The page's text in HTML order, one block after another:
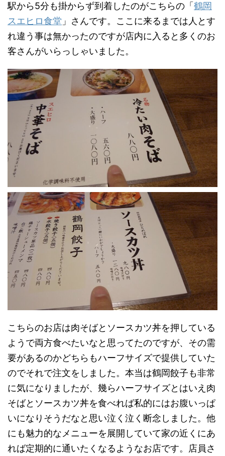
駅から5分も掛からず到着したのがこちらの「 鶴岡
スエヒロ食堂 」さんです。ここに来るまでは人とす
れ違う事は無かったのですが店内に入ると多くのお
客さんがいらっしゃいました。
こちらのお店は肉そばとソースカツ丼を押している
ようで両方食べたいなと思ってたのですが、その需
要があるのかどちらもハーフサイズで提供していた
のでそれで注文をしました。本当は鶴岡餃子も非常
に気になりましたが、幾らハーフサイズとはいえ肉
そばとソースカツ丼を食べれば私的にはお腹いっぱ
いになりそうだなと思い泣く泣く断念しました。他
にも魅力的なメニューを展開していて家の近くにあ
れば定期的に通いたくなるようなお店です。店員さ